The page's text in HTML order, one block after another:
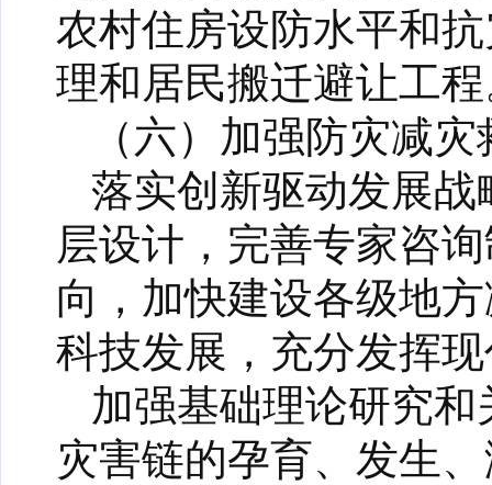
农村住房设防水平和
理和居民搬迁避让工
（六）加强防灾减
落实创新驱动发展
层设计，完善专家咨
向，加快建设各级地
科技发展，充分发挥
加强基础理论研究
灾害链的孕育、发生